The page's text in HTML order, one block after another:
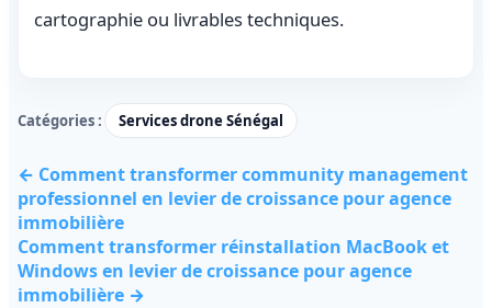
cartographie ou livrables techniques.
Catégories : Services drone Sénégal
← Comment transformer community management
professionnel en levier de croissance pour agence
immobilière
Comment transformer réinstallation MacBook et
Windows en levier de croissance pour agence
immobilière →